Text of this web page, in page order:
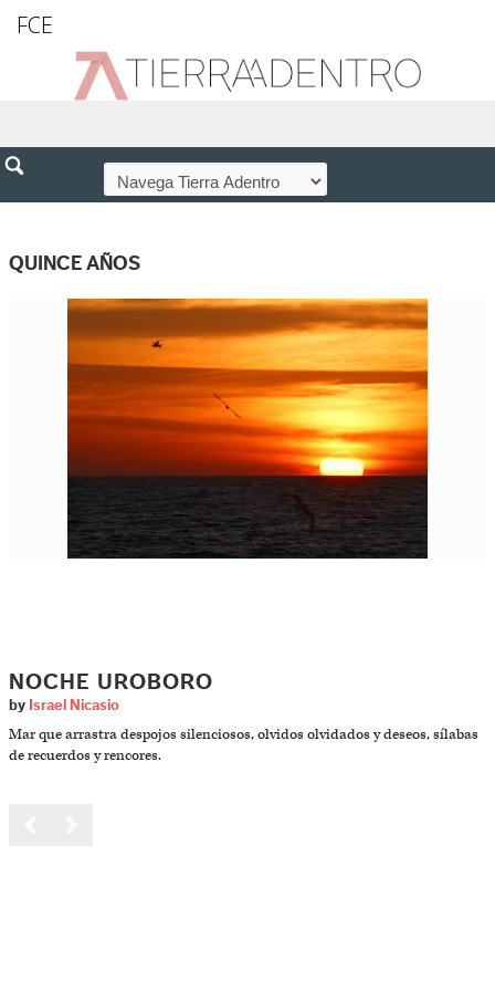
FCE
QUINCE AÑOS
NOCHE UROBORO
by Israel Nicasio
Mar que arrastra despojos silenciosos, olvidos olvidados y deseos, sílabas
de recuerdos y rencores.